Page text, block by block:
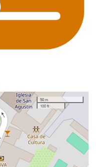
50 m
100 ft